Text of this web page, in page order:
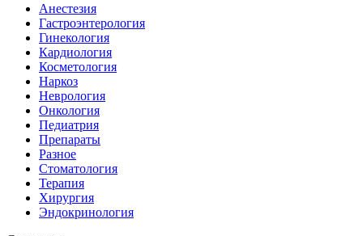
Анестезия
Гастроэнтерология
Гинекология
Кардиология
Косметология
Наркоз
Неврология
Онкология
Педиатрия
Препараты
Разное
Стоматология
Терапия
Хирургия
Эндокринология